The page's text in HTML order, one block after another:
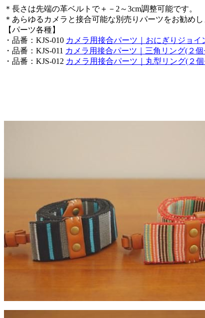
＊長さは先端の革ベルトで＋－2～3cm調整可能です。
＊あらゆるカメラと接合可能な別売りパーツをお勧めし
【パーツ各種】
・品番：KJS-010 カメラ用接合パーツ｜おにぎりジョイ
・品番：KJS-011 カメラ用接合パーツ｜三角リング(２個
・品番：KJS-012 カメラ用接合パーツ｜丸型リング(２個